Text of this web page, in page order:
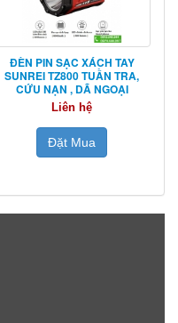
ĐÈN PIN SẠC XÁCH TAY
SUNREI TZ800 TUẦN TRA,
CỨU NẠN , DÃ NGOẠI
Liên hệ
Đặt Mua